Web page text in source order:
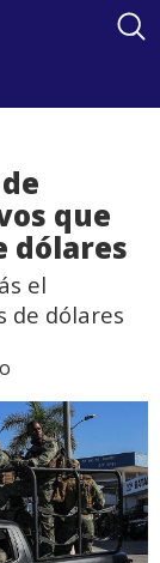
que
dólares
el
de dólares